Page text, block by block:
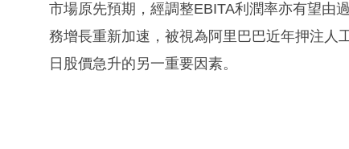
市場原先預期，經調整EBITA利潤率亦有望由
務增長重新加速，被視為阿里巴巴近年押注人
日股價急升的另一重要因素。